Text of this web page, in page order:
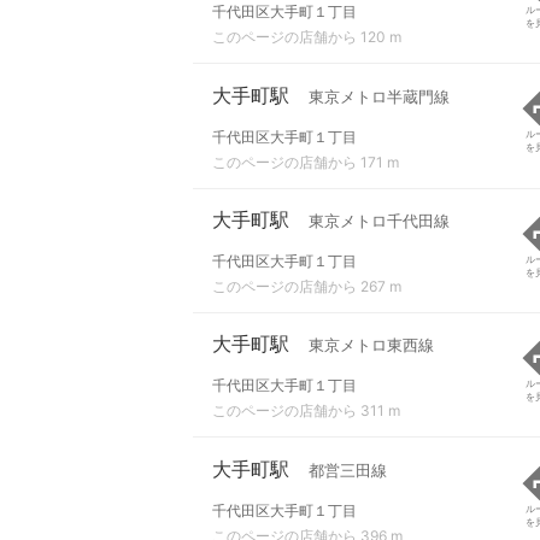
千代田区大手町１丁目
このページの店舗から 120 m
ル
を
大手町駅 東京メトロ半蔵門線
千代田区大手町１丁目
このページの店舗から 171 m
ル
を
大手町駅 東京メトロ千代田線
千代田区大手町１丁目
このページの店舗から 267 m
ル
を
大手町駅 東京メトロ東西線
千代田区大手町１丁目
このページの店舗から 311 m
ル
を
大手町駅 都営三田線
千代田区大手町１丁目
このページの店舗から 396 m
ル
を